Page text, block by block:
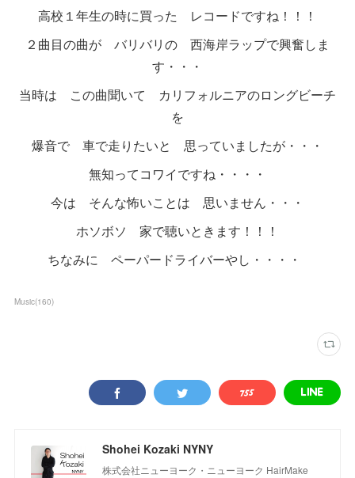
高校１年生の時に買った レコードですね！！！
２曲目の曲が バリバリの 西海岸ラップで興奮しま
す・・・
当時は この曲聞いて カリフォルニアのロングビーチ
を
爆音で 車で走りたいと 思っていましたが・・・
無知ってコワイですね・・・・
今は そんな怖いことは 思いません・・・
ホソボソ 家で聴いときます！！！
ちなみに ペーパードライバーやし・・・・
Music(160)
Shohei Kozaki NYNY
株式会社ニューヨーク・ニューヨーク HairMake